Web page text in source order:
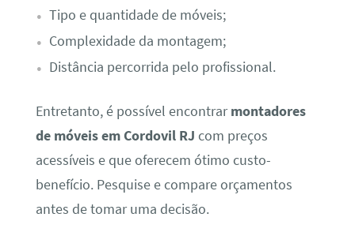
Tipo e quantidade de móveis;
Complexidade da montagem;
Distância percorrida pelo profissional.
Entretanto, é possível encontrarmontadores
de móveis em Cordovil RJ com preços
acessíveis e que oferecem ótimo custo-
benefício. Pesquise e compare orçamentos
antes de tomar uma decisão.